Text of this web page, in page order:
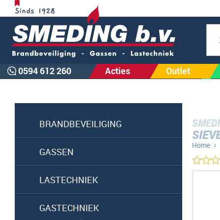
0594 612 260 Acties Outlet
BRANDBEVEILIGING
GASSEN
LASTECHNIEK
GASTECHNIEK
Home
Ga